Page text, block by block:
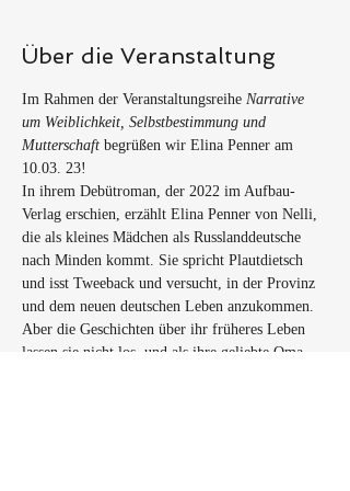
Über die Veranstaltung
Im Rahmen der Veranstaltungsreihe Narrative
um Weiblichkeit, Selbstbestimmung und
Mutterschaft begrüßen wir Elina Penner am
10.03. 23!
In ihrem Debütroman, der 2022 im Aufbau-
Verlag erschien, erzählt Elina Penner von Nelli,
die als kleines Mädchen als Russlanddeutsche
nach Minden kommt. Sie spricht Plautdietsch
und isst Tweeback und versucht, in der Provinz
und dem neuen deutschen Leben anzukommen.
Aber die Geschichten über ihr früheres Leben
lassen sie nicht los, und als ihre geliebte Oma